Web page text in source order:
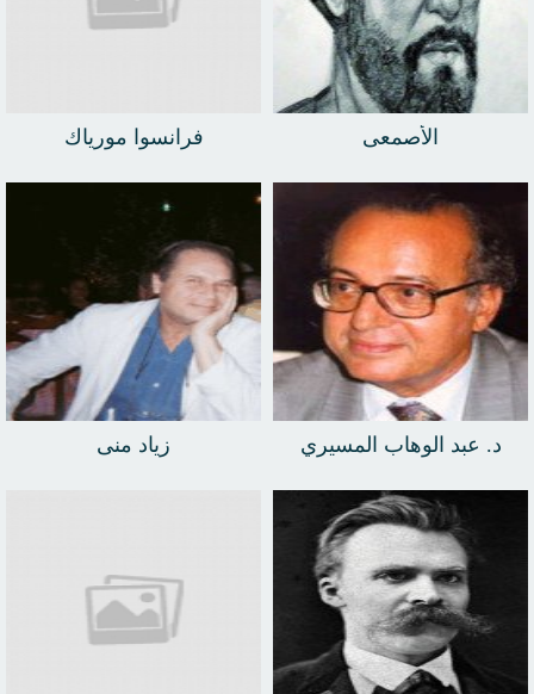
الأصمعى فرانسوا مورياك
د. عبد الوهاب المسيري زياد منى